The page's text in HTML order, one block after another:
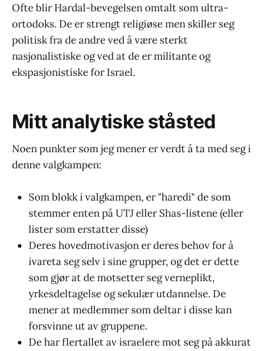
Ofte blir Hardal-bevegelsen omtalt som ultra-
ortodoks. De er strengt religiøse men skiller seg
politisk fra de andre ved å være sterkt
nasjonalistiske og ved at de er militante og
ekspasjonistiske for Israel.
Mitt analytiske ståsted
Noen punkter som jeg mener er verdt å ta med seg i
denne valgkampen:
Som blokk i valgkampen, er "haredi" de som
stemmer enten på UTJ eller Shas-listene (eller
lister som erstatter disse)
Deres hovedmotivasjon er deres behov for å
ivareta seg selv i sine grupper, og det er dette
som gjør at de motsetter seg verneplikt,
yrkesdeltagelse og sekulær utdannelse. De
mener at medlemmer som deltar i disse kan
forsvinne ut av gruppene.
De har flertallet av israelere mot seg på akkurat